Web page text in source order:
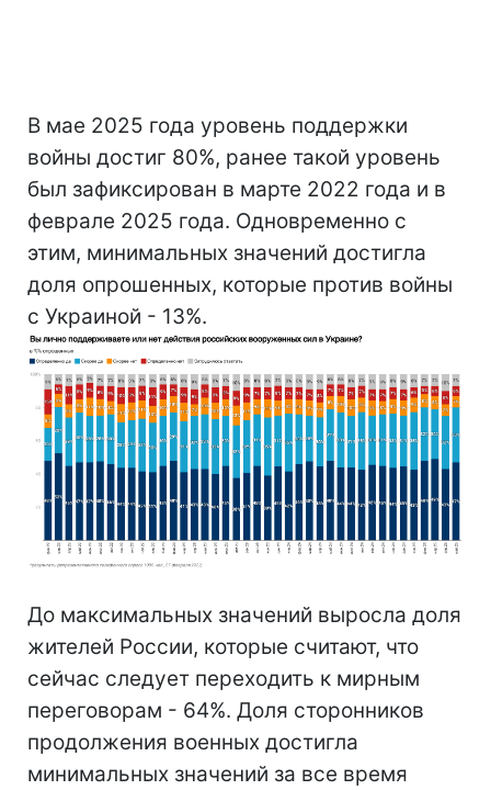
В мае 2025 года уровень поддержки
войны достиг 80%, ранее такой уровень
был зафиксирован в марте 2022 года и в
феврале 2025 года. Одновременно с
этим, минимальных значений достигла
доля опрошенных, которые против войны
с Украиной - 13%.
До максимальных значений выросла доля
жителей России, которые считают, что
сейчас следует переходить к мирным
переговорам - 64%. Доля сторонников
продолжения военных достигла
минимальных значений за все время